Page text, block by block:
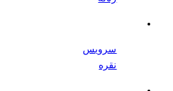
سرویس
نقره